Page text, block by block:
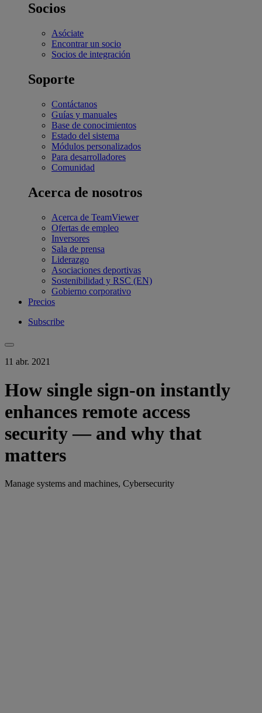
Socios
Asóciate
Encontrar un socio
Socios de integración
Soporte
Contáctanos
Guías y manuales
Base de conocimientos
Estado del sistema
Módulos personalizados
Para desarrolladores
Comunidad
Acerca de nosotros
Acerca de TeamViewer
Ofertas de empleo
Inversores
Sala de prensa
Liderazgo
Asociaciones deportivas
Sostenibilidad y RSC (EN)
Gobierno corporativo
Precios
Subscribe
11 abr. 2021
How single sign-on instantly
enhances remote access
security — and why that
matters
Manage systems and machines, Cybersecurity